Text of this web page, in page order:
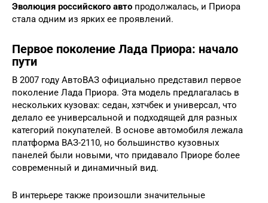
Эволюция российского авто продолжалась, и Приора
стала одним из ярких ее проявлений.
Первое поколение Лада Приора: начало
пути
В 2007 году АвтоВАЗ официально представил первое
поколение Лада Приора. Эта модель предлагалась в
нескольких кузовах: седан, хэтчбек и универсал, что
делало ее универсальной и подходящей для разных
категорий покупателей. В основе автомобиля лежала
платформа ВАЗ-2110, но большинство кузовных
панелей были новыми, что придавало Приоре более
современный и динамичный вид.
В интерьере также произошли значительные